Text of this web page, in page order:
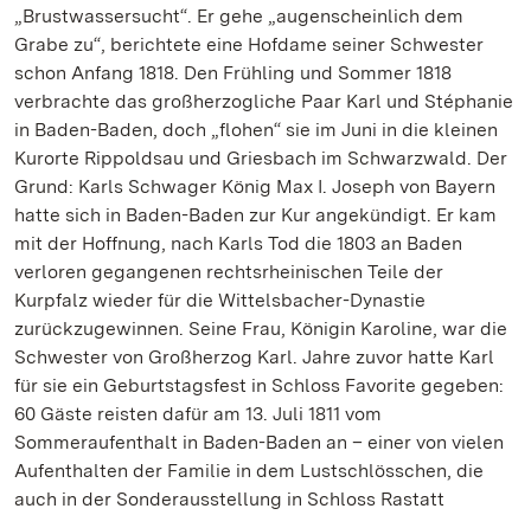
„Brustwassersucht“. Er gehe „augenscheinlich dem
Grabe zu“, berichtete eine Hofdame seiner Schwester
schon Anfang 1818. Den Frühling und Sommer 1818
verbrachte das großherzogliche Paar Karl und Stéphanie
in Baden-Baden, doch „flohen“ sie im Juni in die kleinen
Kurorte Rippoldsau und Griesbach im Schwarzwald. Der
Grund: Karls Schwager König Max I. Joseph von Bayern
hatte sich in Baden-Baden zur Kur angekündigt. Er kam
mit der Hoffnung, nach Karls Tod die 1803 an Baden
verloren gegangenen rechtsrheinischen Teile der
Kurpfalz wieder für die Wittelsbacher-Dynastie
zurückzugewinnen. Seine Frau, Königin Karoline, war die
Schwester von Großherzog Karl. Jahre zuvor hatte Karl
für sie ein Geburtstagsfest in Schloss Favorite gegeben:
60 Gäste reisten dafür am 13. Juli 1811 vom
Sommeraufenthalt in Baden-Baden an – einer von vielen
Aufenthalten der Familie in dem Lustschlösschen, die
auch in der Sonderausstellung in Schloss Rastatt